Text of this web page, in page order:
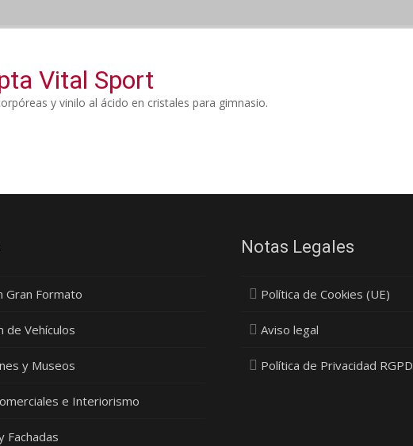
Vital Sport
y vinilo al ácido en cristales para gimnasio.
Gran Formato
de Vehículos
y Museos
e Interiorismo
Fachadas
Notas Legales
Política de Cookies (UE)
Aviso legal
Política de Privacidad RGPD